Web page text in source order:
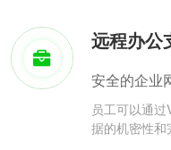
远程办公
安全的企业
员工可以通
据的机密性和